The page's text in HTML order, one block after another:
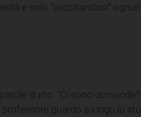
e solo “ascoltandosi”
di rito: “Ci sono
guardò a lungo lo